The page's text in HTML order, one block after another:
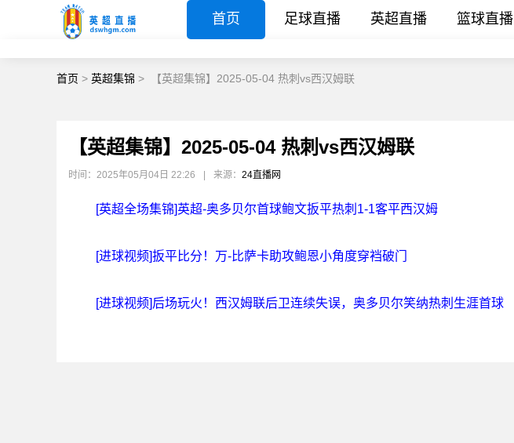
首页 足球直播 英超直播 篮球直播
首页 > 英超集锦 > 【英超集锦】2025-05-04 热刺vs西汉姆联
【英超集锦】2025-05-04 热刺vs西汉姆联
时间：2025年05月04日 22:26 来源： 24直播网
[英超全场集锦]英超-奥多贝尔首球鲍文扳平热刺1-1客平西汉姆
[进球视频]扳平比分！万-比萨卡助攻鲍恩小角度穿裆破门
[进球视频]后场玩火！西汉姆联后卫连续失误，奥多贝尔笑纳热刺生涯首球